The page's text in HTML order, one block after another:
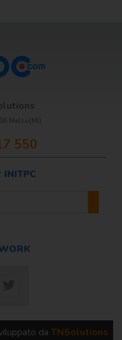
Melzo(MI)
550
INITPC
da TNSolutions